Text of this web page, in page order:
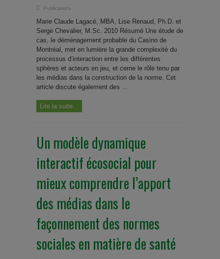
Publications
Marie Claude Lagacé, MBA, Lise Renaud, Ph.D. et
Serge Chevalier, M.Sc. 2010 Résumé Une étude de
cas, le déménagement probable du Casino de
Montréal, met en lumière la grande complexité du
processus d’interaction entre les différentes
sphères et acteurs en jeu, et cerne le rôle tenu par
les médias dans la construction de la norme. Cet
article discute également des ...
Lire la suite...
Un modèle dynamique
interactif écosocial pour
mieux comprendre l’apport
des médias dans le
façonnement des normes
sociales en matière de santé